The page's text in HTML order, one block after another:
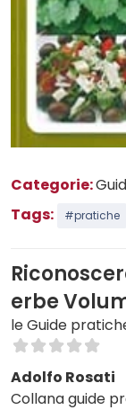
Categorie:
Tags:
#pratiche
erbe
le Guide
Adolfo Rosati
Collana guide